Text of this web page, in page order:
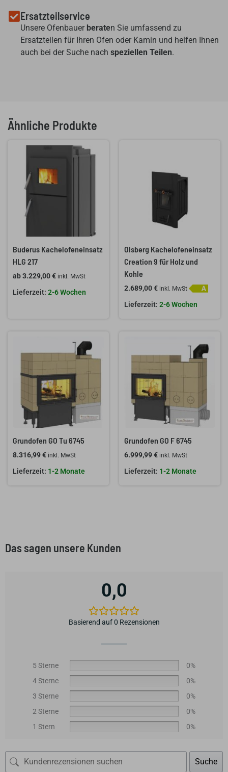
Ersatzteilservice
Unsere Ofenbauer beraten Sie umfassend zu
Ersatzteilen für Ihren Ofen oder Kamin und helfen Ihnen
auch bei der Suche nach speziellen Teilen.
Ähnliche Produkte
Buderus Kachelofeneinsatz
HLG 217
ab3.229,00€ inkl. MwSt
2-6 Wochen
Olsberg Kachelofeneinsatz
Creation 9 für Holz und
Kohle
2.689,00€ inkl. MwSt
2-6 Wochen
Grundofen GO Tu 6745
8.316,99€ inkl. MwSt
1-2 Monate
Grundofen GO F 6745
6.999,99€ inkl. MwSt
1-2 Monate
Das sagen unsere Kunden
0,0
Basierend auf 0 Rezensionen
5 Sterne
0%
4 Sterne
0%
3 Sterne
0%
2 Sterne
0%
1 Stern
0%
Suche